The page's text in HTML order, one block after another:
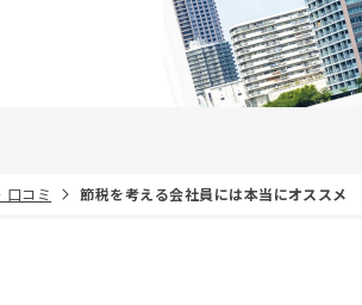
口コミ 節税を考える会社員には本当にオススメ